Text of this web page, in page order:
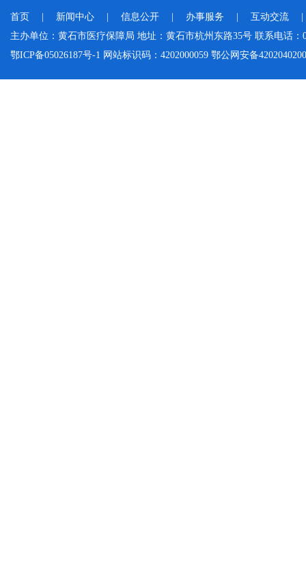
首页 新闻中心 信息公开 办事服务 互动交流
主办单位：黄石市医疗保障局 地址：黄石市杭州东路35号 联系电话：
鄂ICP备05026187号-1 网站标识码：4202000059 鄂公网安备